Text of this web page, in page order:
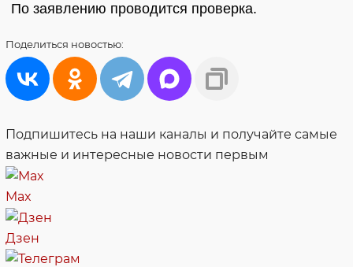
По заявлению проводится проверка.
Поделиться новостью:
Подпишитесь на наши каналы и получайте самые
важные и интересные новости первым
Max
Дзен